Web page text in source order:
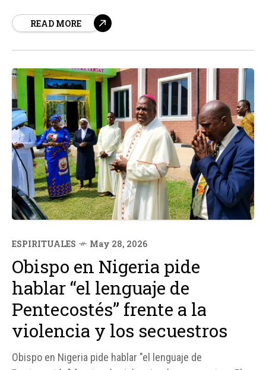
participación en la Masacre de Pentecostés, un trágico
READ MORE
ESPIRITUALES May 28, 2026
Obispo en Nigeria pide
hablar “el lenguaje de
Pentecostés” frente a la
violencia y los secuestros
Obispo en Nigeria pide hablar "el lenguaje de